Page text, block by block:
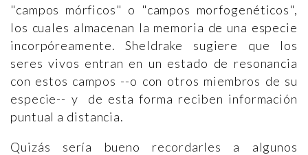
"campos mórficos" o "campos morfogenéticos",
los cuales almacenan la memoria de una especie
incorpóreamente. Sheldrake sugiere que los
seres vivos entran en un estado de resonancia
con estos campos --o con otros miembros de su
especie-- y de esta forma reciben información
puntual a distancia.
Quizás sería bueno recordarles a algunos